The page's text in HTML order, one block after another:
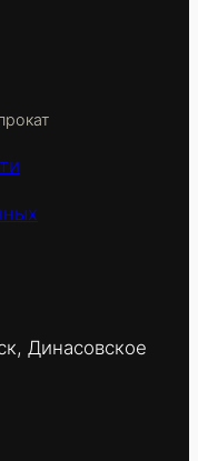
Динасовское